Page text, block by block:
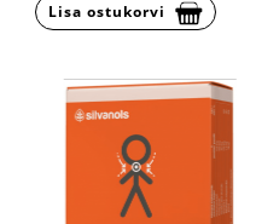
Lisa ostukorvi